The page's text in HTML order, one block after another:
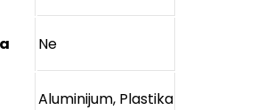
Ne
Aluminijum, Plastika